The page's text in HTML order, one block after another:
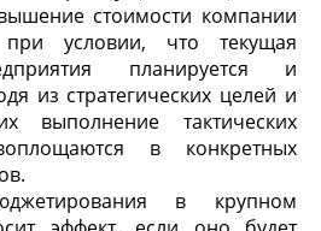
стоимости компании
условии, что текущая
планируется и
из стратегических целей и
выполнение тактических
в конкретных
в крупном